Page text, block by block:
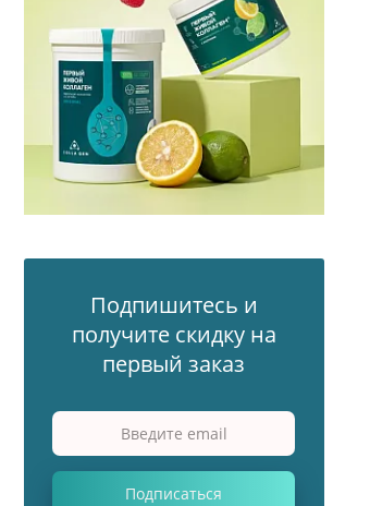
Подпишитесь и
получите скидку на
первый заказ
Подписаться